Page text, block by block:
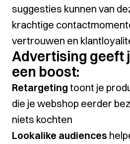
suggesties kunnen van
krachtige
vertrouwen en
Advertising geeft
een boost:
Retargeting toont je
die je webshop eerder
niets kochten
Lookalike audiences